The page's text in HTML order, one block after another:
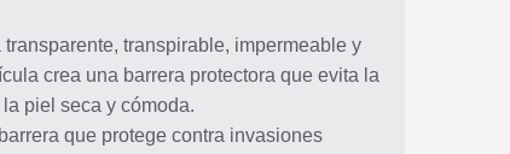
transpirable, impermeable y
crea una barrera protectora que evita la
piel seca y cómoda.
que protege contra invasiones